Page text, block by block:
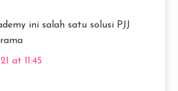
ini salah satu solusi PJJ
at 11:45